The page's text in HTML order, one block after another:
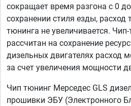
сокращает время разгона с 0
сохранении стиля езды, расход
тюнинга не увеличивается.
рассчитан на сохранение
дизельных двигателях расход
за счет увеличения мощности
Чип тюнинг Мерседес GLS
прошивки ЭБУ (Электронного